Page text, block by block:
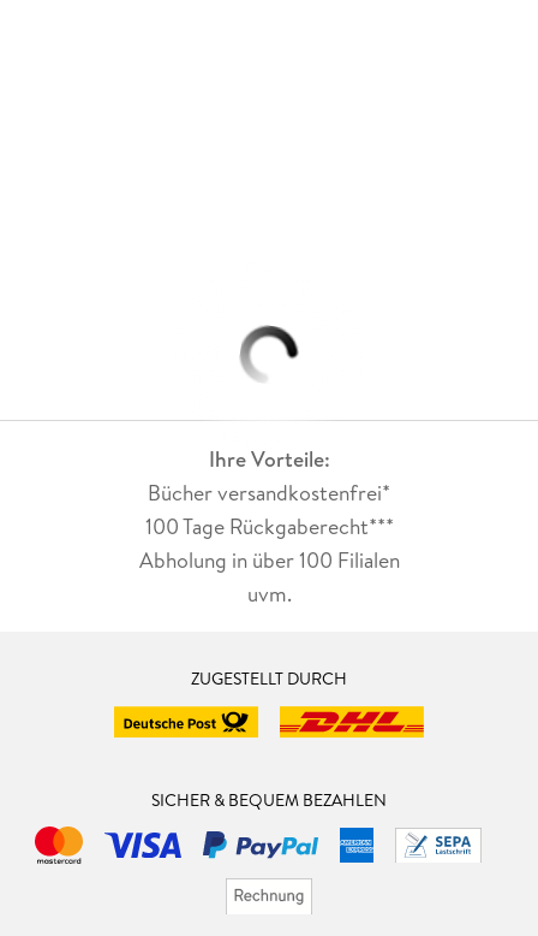
Ihre Vorteile:
Bücher versandkostenfrei*
100 Tage Rückgaberecht***
Abholung in über 100 Filialen
uvm.
ZUGESTELLT DURCH
SICHER & BEQUEM BEZAHLEN